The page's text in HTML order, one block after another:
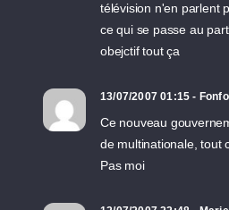
télévision n'en parlent
ce qui se passe au
obejctif tout ça
13/07/2007 01:15 -
Ce nouveau
de multinationale, tout
Pas moi